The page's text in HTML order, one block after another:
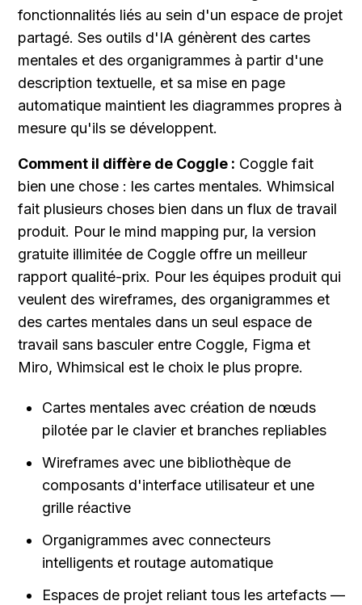
fonctionnalités liés au sein d'un espace de projet
partagé. Ses outils d'IA génèrent des cartes
mentales et des organigrammes à partir d'une
description textuelle, et sa mise en page
automatique maintient les diagrammes propres à
mesure qu'ils se développent.
Comment il diffère de Coggle : Coggle fait
bien une chose : les cartes mentales. Whimsical
fait plusieurs choses bien dans un flux de travail
produit. Pour le mind mapping pur, la version
gratuite illimitée de Coggle offre un meilleur
rapport qualité-prix. Pour les équipes produit qui
veulent des wireframes, des organigrammes et
des cartes mentales dans un seul espace de
travail sans basculer entre Coggle, Figma et
Miro, Whimsical est le choix le plus propre.
Cartes mentales avec création de nœuds
pilotée par le clavier et branches repliables
Wireframes avec une bibliothèque de
composants d'interface utilisateur et une
grille réactive
Organigrammes avec connecteurs
intelligents et routage automatique
Espaces de projet reliant tous les artefacts —